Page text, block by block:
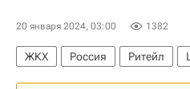
20 января 2024, 03:00 1382
ЖКХ Россия Ритейл
Московская область